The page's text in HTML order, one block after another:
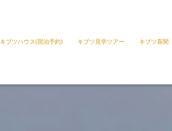
キブツハウス(宿泊予約) キブツ見学ツアー キブツ喜聞